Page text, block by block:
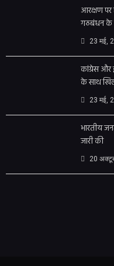
आरक्षण पर
गठबंधन के
23 मई,
कांग्रेस और
के साथ
23 मई,
भारतीय
जारी की
20